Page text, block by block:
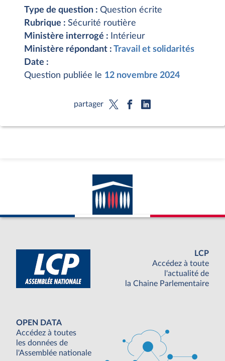
Type de question : Question écrite
Rubrique : Sécurité routière
Ministère interrogé :
Intérieur
Ministère répondant : Travail et solidarités
Date :
Question publiée le 12 novembre 2024
partager
LCP
Accédez à toute
l'actualité de
la Chaine Parlementaire
OPEN DATA
Accédez à toutes
les données de
l'Assemblée nationale